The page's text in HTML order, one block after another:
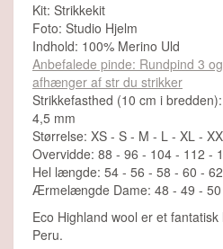
Kit: Strikkekit
Foto: Studio Hjelm
Indhold: 100% Merino Uld
Anbefalede pinde: Rundpind 3
afhænger af str du strikker
Strikkefasthed (10 cm i
4,5 mm
Størrelse: XS - S - M - L - XL -
Overvidde: 88 - 96 - 104 - 112 -
Hel længde: 54 - 56 - 58 - 60 -
Ærmelængde Dame: 48 - 49 -
Eco Highland wool er et
Peru.